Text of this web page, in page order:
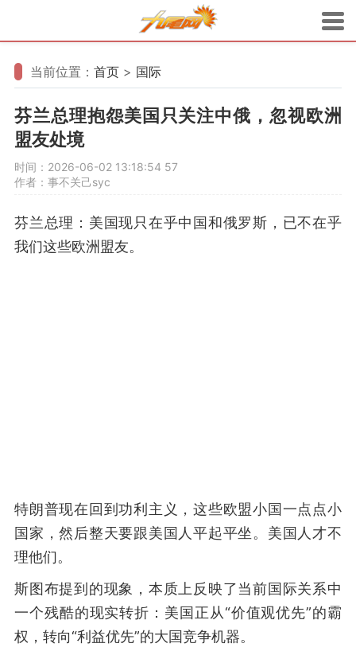
当前位置： 首页 > 国际
芬兰总理抱怨美国只关注中俄，忽视欧洲
盟友处境
时间：2026-06-02 13:18:54 57
作者：事不关己syc
芬兰总理：美国现只在乎中国和俄罗斯，已不在乎
我们这些欧洲盟友。
特朗普现在回到功利主义，这些欧盟小国一点点小
国家，然后整天要跟美国人平起平坐。美国人才不
理他们。
斯图布提到的现象，本质上反映了当前国际关系中
一个残酷的现实转折：美国正从“价值观优先”的霸
权，转向“利益优先”的大国竞争机器。